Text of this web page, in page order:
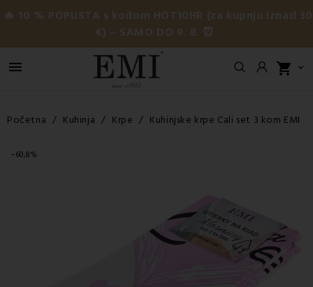
🔥 10 % POPUSTA s kodom HOT10HR (za kupnju iznad 30
€) – SAMO DO 9. 8. ⏰
 shopping_cart 
Početna Kuhinja Krpe Kuhinjske krpe Cali set 3 kom EMI
−60,8%